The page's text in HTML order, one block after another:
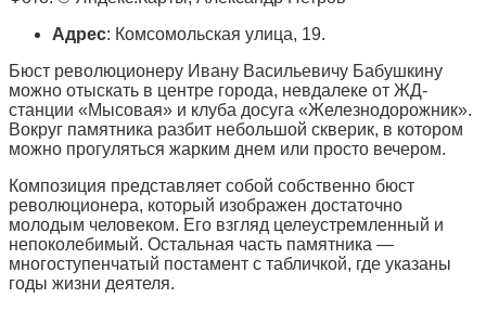
Адрес: Комсомольская улица, 19.
Бюст революционеру Ивану Васильевичу Бабушкину
можно отыскать в центре города, невдалеке от ЖД-
станции «Мысовая» и клуба досуга «Железнодорожник».
Вокруг памятника разбит небольшой скверик, в котором
можно прогуляться жарким днем или просто вечером.
Композиция представляет собой собственно бюст
революционера, который изображен достаточно
молодым человеком. Его взгляд целеустремленный и
непоколебимый. Остальная часть памятника —
многоступенчатый постамент с табличкой, где указаны
годы жизни деятеля.